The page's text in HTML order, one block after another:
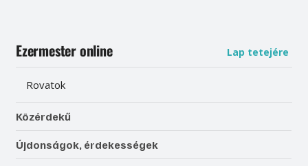
Ezermester online Lap tetejére
Rovatok
Közérdekű
Újdonságok, érdekességek